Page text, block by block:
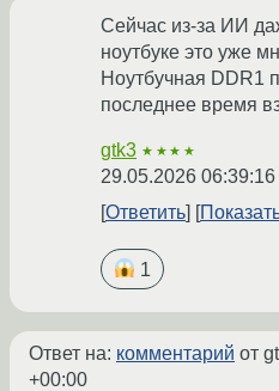
Сейчас из-за ИИ
ноутбуке это уже
Ноутбучная DDR1
последнее время
gtk3 ★★★★
29.05.2026
Ответить
1
Ответ на: комментарий от
+00:00